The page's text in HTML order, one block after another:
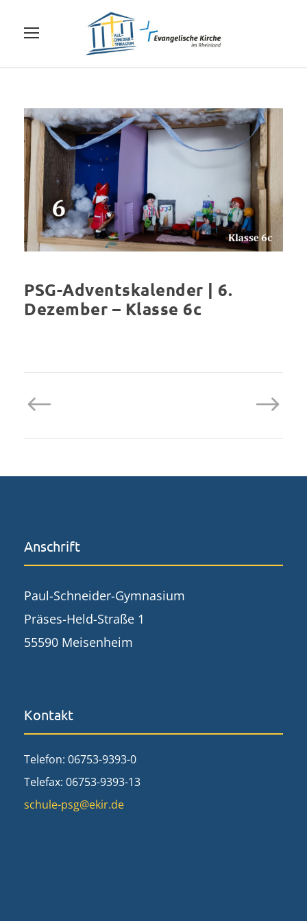
PSG-Adventskalender | 6.
Dezember – Klasse 6c
Anschrift
Paul-Schneider-Gymnasium
Präses-Held-Straße 1
55590 Meisenheim
Kontakt
Telefon: 06753-9393-0
Telefax: 06753-9393-13
schule-psg@ekir.de